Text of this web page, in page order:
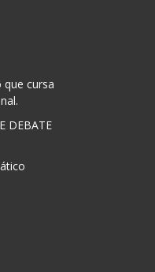
que cursa
DEBATE